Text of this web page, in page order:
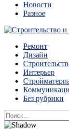
Новости
Разное
Квартиры и дома,
отличаются между
Ремонт
Дизайн
Интерьер
Без рубрики
Найти: